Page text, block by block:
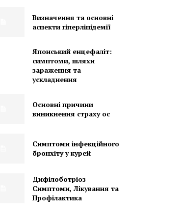
Визначення та основні
аспекти гіперліпідемії
Японський енцефаліт:
симптоми, шляхи
зараження та
ускладнення
Основні причини
виникнення страху ос
Симптоми інфекційного
бронхіту у курей
Дифілоботріоз
Симптоми, Лікування та
Профілактика